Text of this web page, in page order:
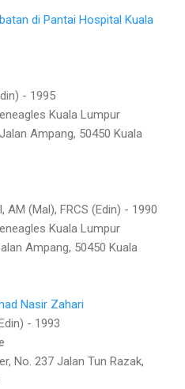
di Pantai Hospital Kuala
- 1995
Kuala Lumpur
Ampang, 50450 Kuala
AM (Mal), FRCS (Edin) - 1990
Kuala Lumpur
Ampang, 50450 Kuala
Nasir Zahari
- 1993
No. 237 Jalan Tun Razak,